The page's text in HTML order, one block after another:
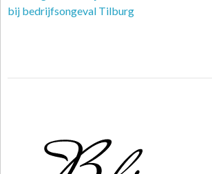
bij bedrijfsongeval Tilburg